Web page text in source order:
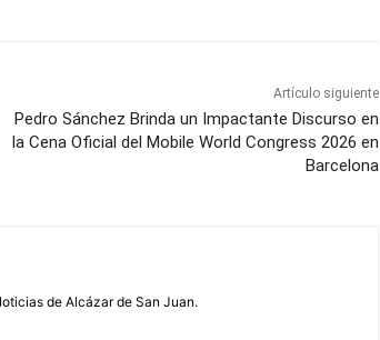
Artículo siguiente
Pedro Sánchez Brinda un Impactante Discurso en
la Cena Oficial del Mobile World Congress 2026 en
Barcelona
de Alcázar de San Juan.